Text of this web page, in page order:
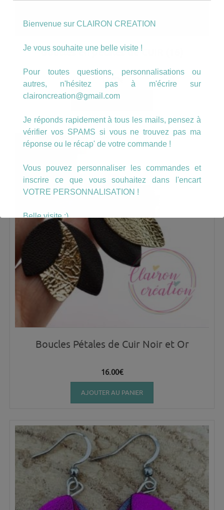
Boucles en pétales de CUIR (16)
13.00
AJOUTER AU PANIER
Boucles Pétales de Cuir Noir et Or
16.00€
AJOUTER AU PANIER
Bienvenue sur CLAIRON CREATION
Je vous souhaite une belle visite !
Pour toutes questions, personnalisations ou
autres, n'hésitez pas à m'écrire sur
claironcreation@gmail.com
Je réponds rapidement à tous les mails, pensez à
vérifier vos SPAMS si vous ne trouvez pas ma
réponse ou le récap' de votre commande !
Vous pouvez personnaliser les commandes et
inscrire ce que vous souhaitez dans l'encart
VOTRE PERSONNALISATION !
Belle visite :)